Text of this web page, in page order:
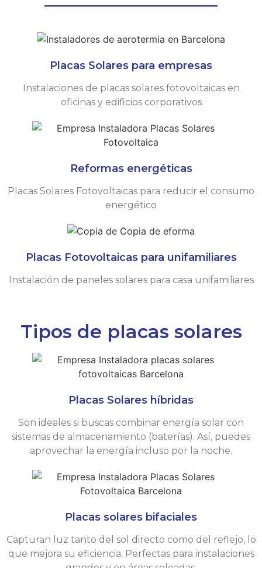
Placas Solares para empresas
Instalaciones de placas solares fotovoltaicas en
oficinas y edificios corporativos
Reformas energéticas
Placas Solares Fotovoltaicas para reducir el consumo
energético
Placas Fotovoltaicas para unifamiliares
Instalación de paneles solares para casa unifamiliares
Tipos de placas solares
Placas Solares híbridas
Son ideales si buscas combinar energía solar con
sistemas de almacenamiento (baterías). Así, puedes
aprovechar la energía incluso por la noche.
Placas solares bifaciales
Capturan luz tanto del sol directo como del reflejo, lo
que mejora su eficiencia. Perfectas para instalaciones